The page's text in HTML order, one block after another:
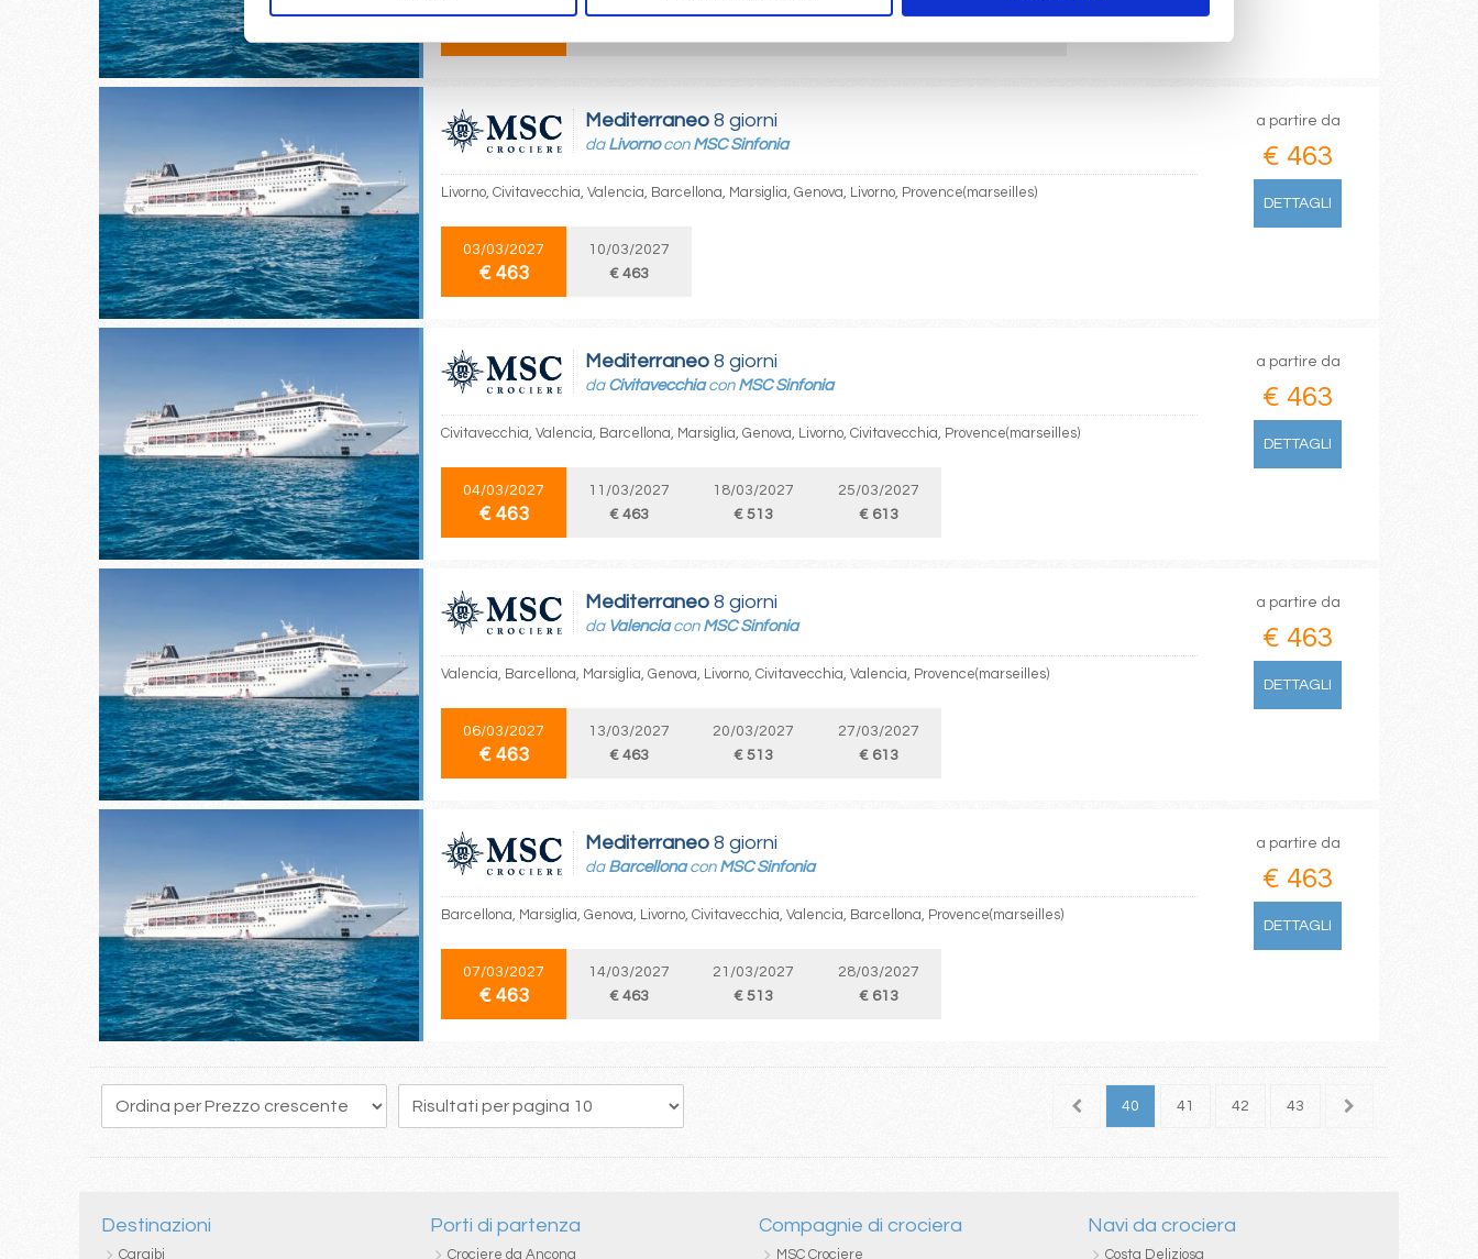
09/03/2027
23/03/2027
Mediterraneo 8 giorni
da Livornocon MSC Sinfonia
Livorno, Civitavecchia, Valencia, Barcellona, Marsiglia, Genova, Livorno, Provence(marseilles)
03/03/2027
€ 463
10/03/2027
€ 463
a partire da
€ 463
DETTAGLI
Mediterraneo 8 giorni
da Civitavecchiacon MSC Sinfonia
Civitavecchia, Valencia, Barcellona, Marsiglia, Genova, Livorno, Civitavecchia, Provence(marseilles)
04/03/2027
€ 463
11/03/2027
€ 463
18/03/2027
€ 513
25/03/2027
€ 613
a partire da
€ 463
DETTAGLI
Mediterraneo 8 giorni
da Valenciacon MSC Sinfonia
Valencia, Barcellona, Marsiglia, Genova, Livorno, Civitavecchia, Valencia, Provence(marseilles)
06/03/2027
€ 463
13/03/2027
€ 463
20/03/2027
€ 513
27/03/2027
€ 613
a partire da
€ 463
DETTAGLI
Mediterraneo 8 giorni
da Barcellonacon MSC Sinfonia
Barcellona, Marsiglia, Genova, Livorno, Civitavecchia, Valencia, Barcellona, Provence(marseilles)
07/03/2027
€ 463
14/03/2027
€ 463
21/03/2027
€ 513
28/03/2027
€ 613
a partire da
€ 463
DETTAGLI
22 23 24 25 27 28 29 30 39 40 41 42 43 44
Destinazioni
Caraibi
Porti di partenza
Crociere da Ancona
Compagnie di crociera
MSC Crociere
Navi da crociera
Costa Deliziosa